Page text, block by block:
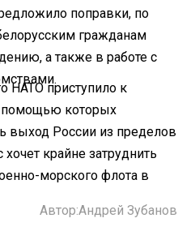
поправки, по
гражданам
а также в работе с
НАТО приступило к
помощью которых
выход России из пределов
крайне затруднить
морского флота в
Автор:Андрей Зубанов